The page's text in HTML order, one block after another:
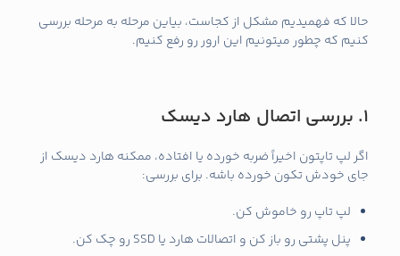
حالا که فهمیدیم مشکل از کجاست، بیاین مرحله‌ به‌ مرحله بررسی
کنیم که چطور میتونیم این ارور رو رفع کنیم.
1. بررسی اتصال هارد دیسک
اگر لپ‌ تاپتون اخیراً ضربه خورده یا افتاده، ممکنه هارد دیسک از
جای خودش تکون خورده باشه. برای بررسی:
لپ‌ تاپ رو خاموش کن.
پنل پشتی رو باز کن و اتصالات هارد یا SSD رو چک کن.